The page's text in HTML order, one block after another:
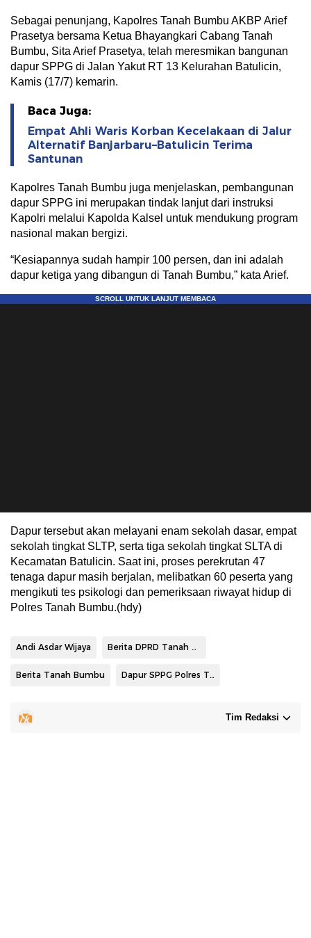
Sebagai penunjang, Kapolres Tanah Bumbu AKBP Arief
Prasetya bersama Ketua Bhayangkari Cabang Tanah
Bumbu, Sita Arief Prasetya, telah meresmikan bangunan
dapur SPPG di Jalan Yakut RT 13 Kelurahan Batulicin,
Kamis (17/7) kemarin.
Baca Juga:
Empat Ahli Waris Korban Kecelakaan di Jalur
Alternatif Banjarbaru–Batulicin Terima
Santunan
Kapolres Tanah Bumbu juga menjelaskan, pembangunan
dapur SPPG ini merupakan tindak lanjut dari instruksi
Kapolri melalui Kapolda Kalsel untuk mendukung program
nasional makan bergizi.
“Kesiapannya sudah hampir 100 persen, dan ini adalah
dapur ketiga yang dibangun di Tanah Bumbu,” kata Arief.
Dapur tersebut akan melayani enam sekolah dasar, empat
sekolah tingkat SLTP, serta tiga sekolah tingkat SLTA di
Kecamatan Batulicin. Saat ini, proses perekrutan 47
tenaga dapur masih berjalan, melibatkan 60 peserta yang
mengikuti tes psikologi dan pemeriksaan riwayat hidup di
Polres Tanah Bumbu.(hdy)
Andi Asdar Wijaya Berita DPRD Tanah Bumbu
Berita Tanah Bumbu Dapur SPPG Polres Tanah Bumbu
Tim Redaksi